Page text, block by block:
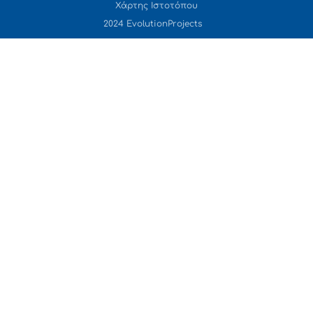
Χάρτης Ιστοτόπου
2024 EvolutionProjects